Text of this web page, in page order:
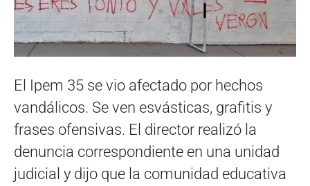
El Ipem 35 se vio afectado por hechos
vandálicos. Se ven esvásticas, grafitis y
frases ofensivas. El director realizó la
denuncia correspondiente en una unidad
judicial y dijo que la comunidad educativa